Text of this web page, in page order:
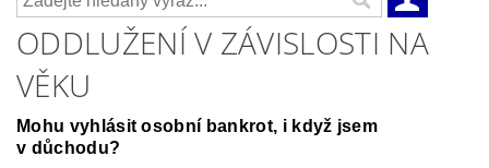
ODDLUŽENÍ V ZÁVISLOSTI NA
VĚKU
Mohu vyhlásit osobní bankrot, i když jsem
v důchodu?